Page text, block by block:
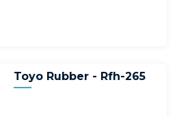
Toyo Rubber - Rfh-265